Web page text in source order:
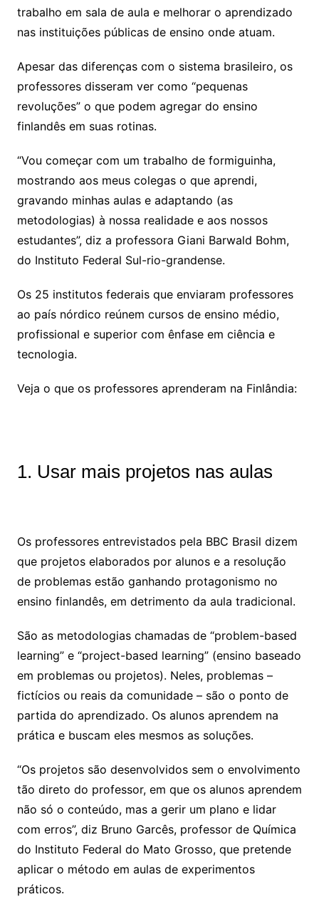
trabalho em sala de aula e melhorar o aprendizado
nas instituições públicas de ensino onde atuam.
Apesar das diferenças com o sistema brasileiro, os
professores disseram ver como “pequenas
revoluções” o que podem agregar do ensino
finlandês em suas rotinas.
“Vou começar com um trabalho de formiguinha,
mostrando aos meus colegas o que aprendi,
gravando minhas aulas e adaptando (as
metodologias) à nossa realidade e aos nossos
estudantes”, diz a professora Giani Barwald Bohm,
do Instituto Federal Sul-rio-grandense.
Os 25 institutos federais que enviaram professores
ao país nórdico reúnem cursos de ensino médio,
profissional e superior com ênfase em ciência e
tecnologia.
Veja o que os professores aprenderam na Finlândia:
1. Usar mais projetos nas aulas
Os professores entrevistados pela BBC Brasil dizem
que projetos elaborados por alunos e a resolução
de problemas estão ganhando protagonismo no
ensino finlandês, em detrimento da aula tradicional.
São as metodologias chamadas de “problem-based
learning” e “project-based learning” (ensino baseado
em problemas ou projetos). Neles, problemas –
fictícios ou reais da comunidade – são o ponto de
partida do aprendizado. Os alunos aprendem na
prática e buscam eles mesmos as soluções.
“Os projetos são desenvolvidos sem o envolvimento
tão direto do professor, em que os alunos aprendem
não só o conteúdo, mas a gerir um plano e lidar
com erros”, diz Bruno Garcês, professor de Química
do Instituto Federal do Mato Grosso, que pretende
aplicar o método em aulas de experimentos
práticos.